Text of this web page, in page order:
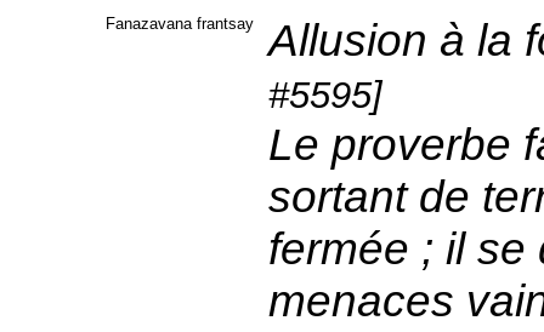
Fanazavana frantsay Allusion à la
#5595]
Le proverbe
sortant de
fermée ; il se
menaces